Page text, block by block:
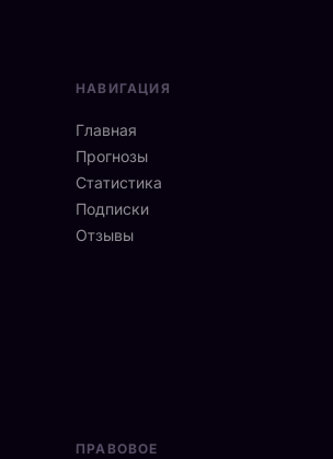
НАВИГАЦИЯ
Главная
Прогнозы
Статистика
Подписки
Отзывы
ПРАВОВОЕ